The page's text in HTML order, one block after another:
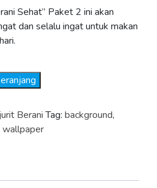
Sehat” Paket 2 ini akan
dan selalu ingat untuk makan
Berani Tag: background,
wallpaper